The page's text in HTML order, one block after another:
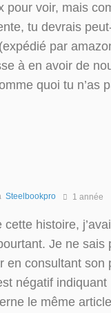
pour voir, mais
tu devrais
par
à en avoir de
quoi tu n’as
Steelbookpro 1 année
cette histoire,
Je ne
en consultant son
négatif indiquant
le même